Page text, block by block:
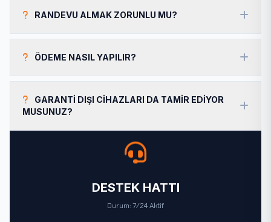
RANDEVU ALMAK ZORUNLU MU?
ÖDEME NASIL YAPILIR?
GARANTI DIŞI CIHAZLARI DA TAMIR EDIYOR
MUSUNUZ?
DESTEK HATTI
Durum: 7/24 Aktif